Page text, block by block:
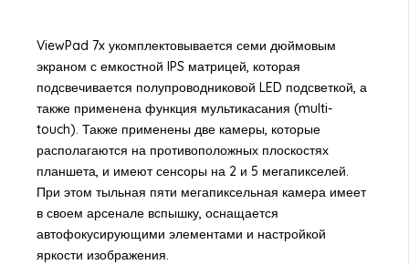
ViewPad 7x укомплектовывается семи дюймовым
экраном с емкостной IPS матрицей, которая
подсвечивается полупроводниковой LED подсветкой, а
также применена функция мультикасания (multi-
touch). Также применены две камеры, которые
располагаются на противоположных плоскостях
планшета, и имеют сенсоры на 2 и 5 мегапикселей.
При этом тыльная пяти мегапиксельная камера имеет
в своем арсенале вспышку, оснащается
автофокусирующими элементами и настройкой
яркости изображения.